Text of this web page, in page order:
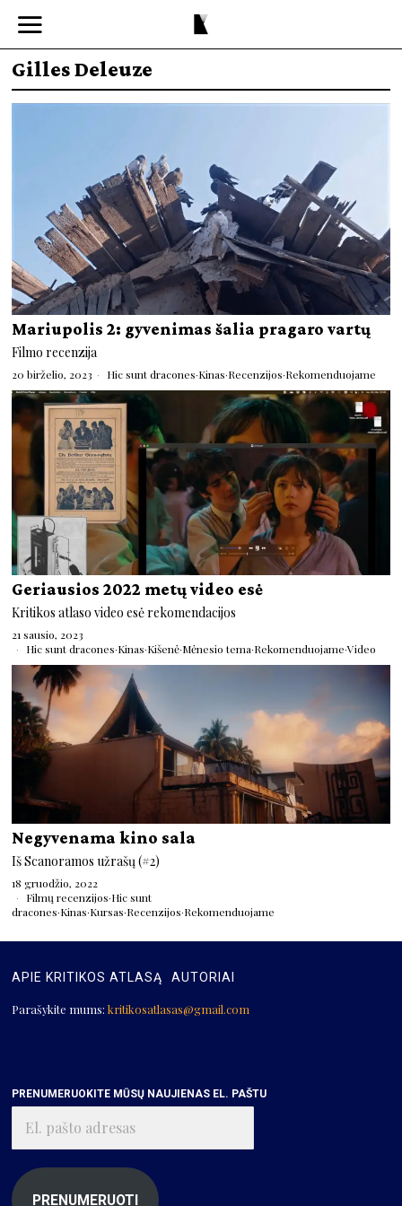
Gilles Deleuze
Mariupolis 2: gyvenimas šalia pragaro vartų
Filmo recenzija
20 birželio, 2023 Hic sunt dracones·Kinas·Recenzijos·Rekomenduojame
Geriausios 2022 metų video esė
Kritikos atlaso video esė rekomendacijos
21 sausio, 2023
Hic sunt dracones·Kinas·Kišenė·Mėnesio tema·Rekomenduojame·Video
Negyvenama kino sala
Iš Scanoramos užrašų (#2)
18 gruodžio, 2022
Filmų recenzijos·Hic sunt
dracones·Kinas·Kursas·Recenzijos·Rekomenduojame
APIE KRITIKOS ATLASĄ AUTORIAI
Parašykite mums:kritikosatlasas@gmail.com
PRENUMERUOKITE MŪSŲ NAUJIENAS EL. PAŠTU
pašto
adresas
PRENUMERUOTI